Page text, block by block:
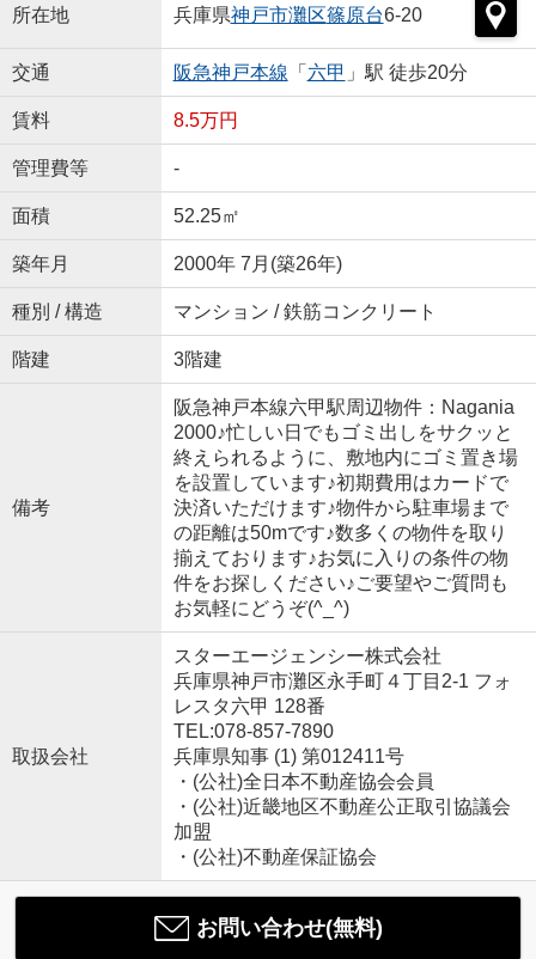
所在地 兵庫県神戸市灘区篠原台6-20
交通 阪急神戸本線 「 六甲 」駅 徒歩20分
賃料 8.5万円
管理費等 -
面積 52.25㎡
築年月 2000年 7月(築26年)
種別 / 構造 マンション / 鉄筋コンクリート
階建 3階建
備考
阪急神戸本線六甲駅周辺物件：Nagania
2000♪忙しい日でもゴミ出しをサクッと
終えられるように、敷地内にゴミ置き場
を設置しています♪初期費用はカードで
決済いただけます♪物件から駐車場まで
の距離は50mです♪数多くの物件を取り
揃えております♪お気に入りの条件の物
件をお探しください♪ご要望やご質問も
お気軽にどうぞ(^_^)
取扱会社
スターエージェンシー株式会社
兵庫県神戸市灘区永手町４丁目2-1 フォ
レスタ六甲 128番
TEL:078-857-7890
兵庫県知事 (1) 第012411号
・(公社)全日本不動産協会会員
・(公社)近畿地区不動産公正取引協議会
加盟
・(公社)不動産保証協会
お問い合わせ(無料)